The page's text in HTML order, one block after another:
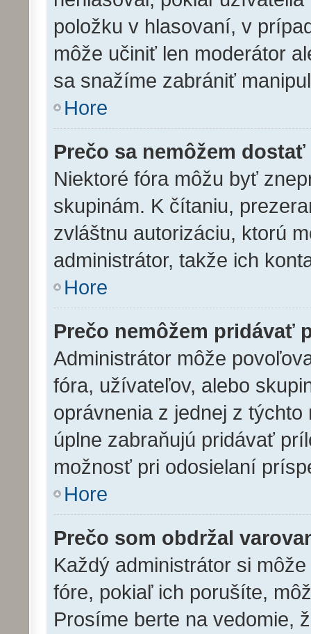
položku v hlasovaní, v
môže učiniť len moderátor
sa snažíme zabrániť
Hore
Prečo sa nemôžem
Niektoré fóra môžu byť
skupinám. K čítaniu,
zvláštnu autorizáciu, ktorú
administrátor, takže ich
Hore
Prečo nemôžem pridávať
Administrátor môže
fóra, užívateľov, alebo
oprávnenia z jednej z
úplne zabraňujú pridávať
možnosť pri odosielaní
Hore
Prečo som obdržal
Každý administrátor si
fóre, pokiaľ ich porušíte,
Prosíme berte na vedomie,